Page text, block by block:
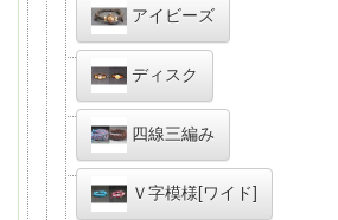
アイビーズ
ディスク
四線三編み
Ｖ字模様[ワイド]